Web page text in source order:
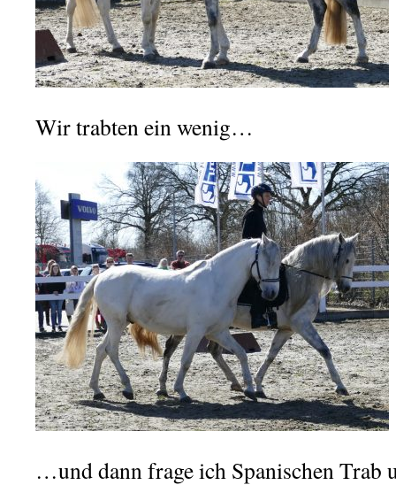
Wir trabten ein wenig…
…und dann frage ich Spanischen Trab